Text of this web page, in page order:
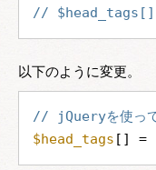
//
以下のように変更。
// jQueryを使って
$head_tags [] =